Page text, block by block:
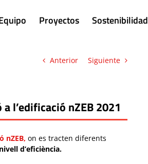
Proyectos Sostenibilidad
Anterior Siguiente
l’edificació nZEB 2021
nZEB, on es tracten diferents
d’eficiència.